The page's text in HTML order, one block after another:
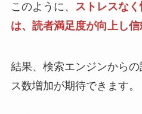
このように、 ストレスな
は、読者満足度が向上し信
結果、検索エンジンから
ス数増加が期待できます。